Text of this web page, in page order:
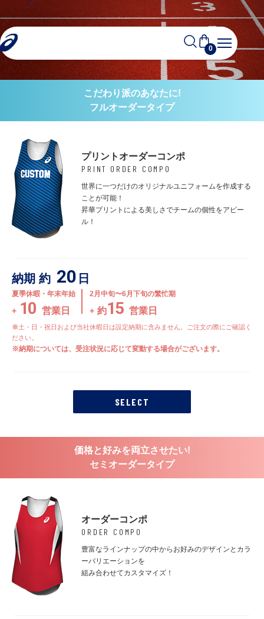
exclusive discounts and more with
0
TRACKFIELD
こだわり派のあなたに!
フルオーダータイプ
プリントオーダーコンポ
PRINT ORDER COMPO
世界に一つだけのオリジナルユニフォームを作成する
ことが可能！
昇華プリントによる美しさでチームの個性をアピー
ル！
納期 約 20 日
夏季休暇・年末年始
+ 10 営業日
2月中旬〜6月下旬の繁忙期
+ 約15 営業日
土・日・祝日および当社休暇日は設定納期に含みません。ご注文の際にご確認く
ださい。
納期については、受注状況に応じて変動する場合がございます。
SELECT
価格と好みを両立させたい!
セミオーダータイプ
オーダーコンポ
ORDER COMPO
豊富なラインナップの中からお好みのデザインとカラ
ーバリエーションを
組み合わせてカスタマイズ！